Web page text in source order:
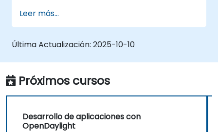
sistema Linux.
Integrar OpenDaylight con dispositivos de
red.
básicos de OpenDaylight.
Leer más...
Última Actualización: 2025-10-10
Próximos cursos
Desarrollo de aplicaciones con
OpenDaylight